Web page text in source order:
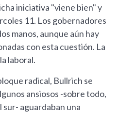
iniciativa "viene bien" y
11. Los gobernadores
manos, aunque aún hay
con esta cuestión. La
laboral.
radical, Bullrich se
ansiosos -sobre todo,
aguardaban una